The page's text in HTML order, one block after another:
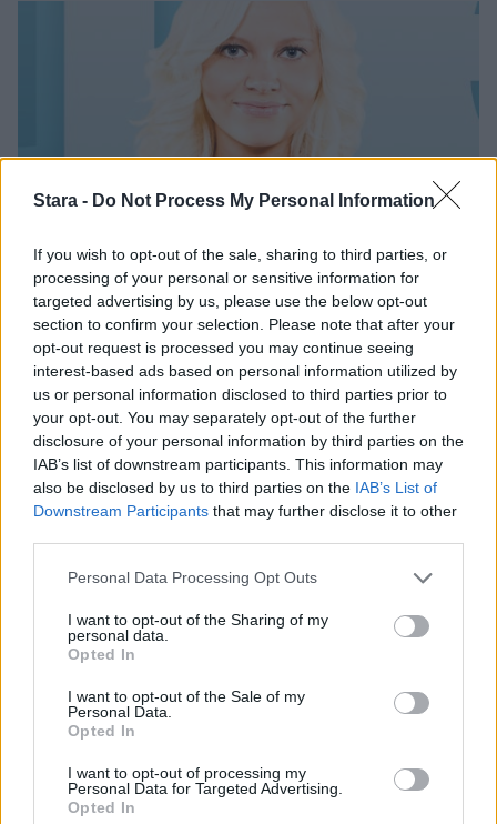
Stara - Do Not Process My Personal Information
If you wish to opt-out of the sale, sharing to third parties, or
processing of your personal or sensitive information for
targeted advertising by us, please use the below opt-out
section to confirm your selection. Please note that after your
opt-out request is processed you may continue seeing
interest-based ads based on personal information utilized by
us or personal information disclosed to third parties prior to
your opt-out. You may separately opt-out of the further
disclosure of your personal information by third parties on the
IAB’s list of downstream participants. This information may
also be disclosed by us to third parties on the IAB’s List of
Downstream Participants that may further disclose it to other
Personal Data Processing Opt Outs
I want to opt-out of the Sharing of my
personal data.
Opted In
I want to opt-out of the Sale of my
Personal Data.
Opted In
I want to opt-out of processing my
Personal Data for Targeted Advertising.
Opted In
Big Brother
6.11.2012, 15:12
BB-Tea ei kestä viikkotehtävää –
murtui itkuun
Big Brother